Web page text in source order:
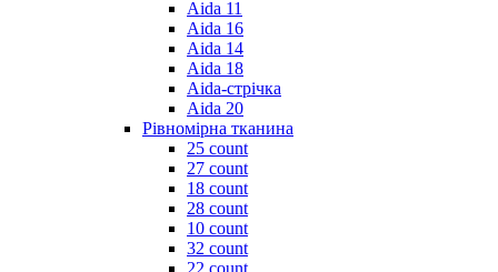
Aida 11
Aida 16
Aida 14
Aida 18
Aida-стрічка
Aida 20
Рівномірна тканина
25 count
27 count
18 count
28 count
10 count
32 count
22 count